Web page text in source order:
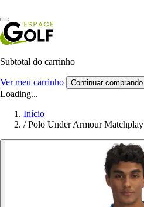
Subtotal do carrinho
Ver meu carrinho Continuar comprando
Loading...
Início
/ Polo Under Armour Matchplay